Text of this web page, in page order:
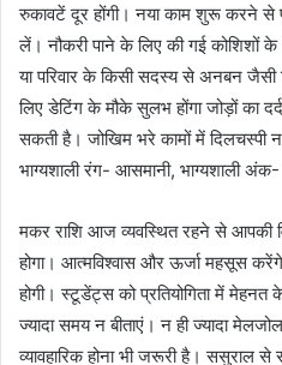
रुकावटें दूर होंगी। नया काम शुरू करने
लें। नौकरी पाने के लिए की गई कोशिशों
या परिवार के किसी सदस्य से अनबन जैसी
लिए डेटिंग के मौके सुलभ होंगा जोड़ों का
सकती है। जोखिम भरे कामों में दिलचस्पी
भाग्यशाली रंग- आसमानी, भाग्यशाली अंक-
मकर राशि आज व्यवस्थित रहने से आपकी
होगा। आत्मविश्वास और ऊर्जा महसूस
होगी। स्टूडेंट्स को प्रतियोगिता में
ज्यादा समय न बीताएं। न ही ज्यादा
व्यावहारिक होना भी जरूरी है। ससुराल